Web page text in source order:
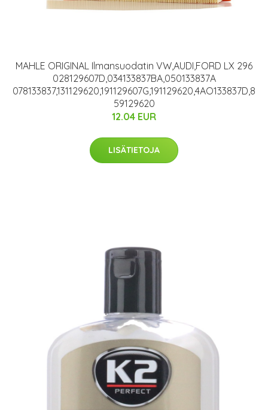
MAHLE ORIGINAL Ilmansuodatin VW,AUDI,FORD LX 296
028129607D,034133837BA,050133837A
078133837,131129620,191129607G,191129620,4AO133837D,8
59129620
12.04 EUR
LISÄTIETOJA